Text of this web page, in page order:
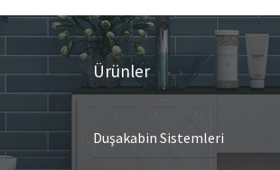
Ürünler
Duşakabin Sistemleri